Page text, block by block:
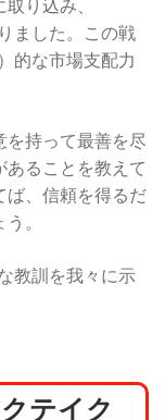
り込み、
ました。この戦
的な市場支配力
を持って最善を尽
あることを教えて
ば、信頼を得るだ
。
教訓を我々に示
テイク